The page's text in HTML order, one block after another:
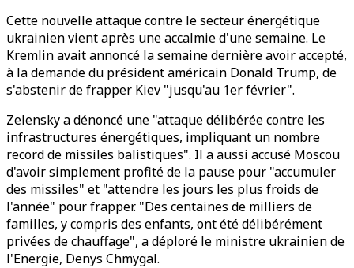
Cette nouvelle attaque contre le secteur énergétique
ukrainien vient après une accalmie d'une semaine. Le
Kremlin avait annoncé la semaine dernière avoir accepté,
à la demande du président américain Donald Trump, de
s'abstenir de frapper Kiev "jusqu'au 1er février".
Zelensky a dénoncé une "attaque délibérée contre les
infrastructures énergétiques, impliquant un nombre
record de missiles balistiques". Il a aussi accusé Moscou
d'avoir simplement profité de la pause pour "accumuler
des missiles" et "attendre les jours les plus froids de
l'année" pour frapper. "Des centaines de milliers de
familles, y compris des enfants, ont été délibérément
privées de chauffage", a déploré le ministre ukrainien de
l'Energie, Denys Chmygal.